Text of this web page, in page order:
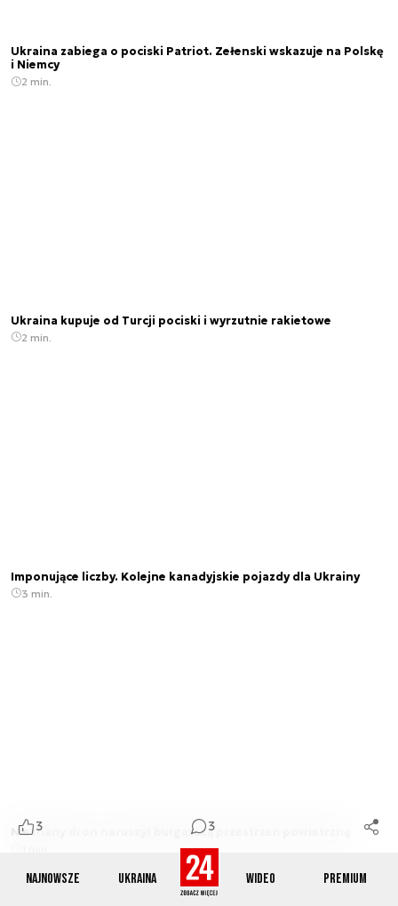
Najnowsze Ukraina Wideo Premium
3 3
Ukraina zabiega o pociski Patriot. Zełenski wskazuje na Polskę
i Niemcy
2 min.
Ukraina kupuje od Turcji pociski i wyrzutnie rakietowe
2 min.
Imponujące liczby. Kolejne kanadyjskie pojazdy dla Ukrainy
3 min.
Nieznany dron naruszył bułgarską przestrzeń powietrzną